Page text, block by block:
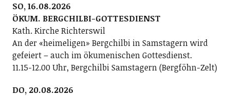
SO, 16.08.2026
ÖKUM. BERGCHILBI-GOTTESDIENST
Kath. Kirche Richterswil
An der «heimeligen» Bergchilbi in Samstagern wird
gefeiert – auch im ökumenischen Gottesdienst.
11.15-12.00 Uhr, Bergchilbi Samstagern (Bergföhn-Zelt)
DO, 20.08.2026